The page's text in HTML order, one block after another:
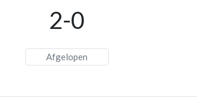
2-0
Afgelopen